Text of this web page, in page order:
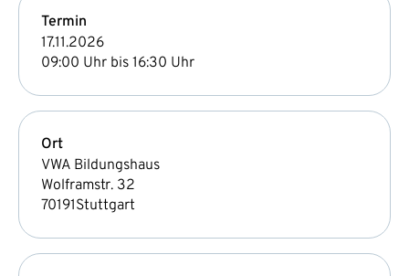
Termin
17.11.2026
09:00 Uhr bis 16:30 Uhr
Ort
VWA Bildungshaus
Wolframstr. 32
70191Stuttgart